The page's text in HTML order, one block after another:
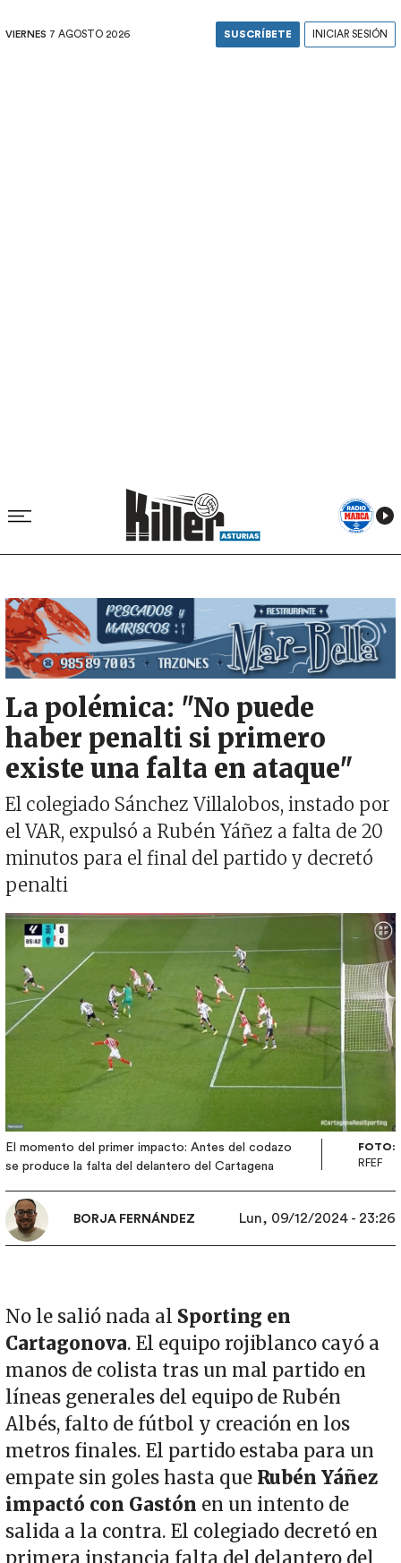
VIERNES 7 AGOSTO 2026 SUSCRÍBETE INICIAR SESIÓN
Image
La polémica: "No puede
haber penalti si primero
existe una falta en ataque"
El colegiado Sánchez Villalobos, instado por
el VAR, expulsó a Rubén Yáñez a falta de 20
minutos para el final del partido y decretó
penalti
Imagen
El momento del primer impacto: Antes del codazo
se produce la falta del delantero del Cartagena
FOTO:
RFEF
BORJA FERNÁNDEZ Lun, 09/12/2024 - 23:26
No le salió nada al Sporting en
Cartagonova. El equipo rojiblanco cayó a
manos de colista tras un mal partido en
líneas generales del equipo de Rubén
Albés, falto de fútbol y creación en los
metros finales. El partido estaba para un
empate sin goles hasta que Rubén Yáñez
impactó con Gastón en un intento de
salida a la contra. El colegiado decretó en